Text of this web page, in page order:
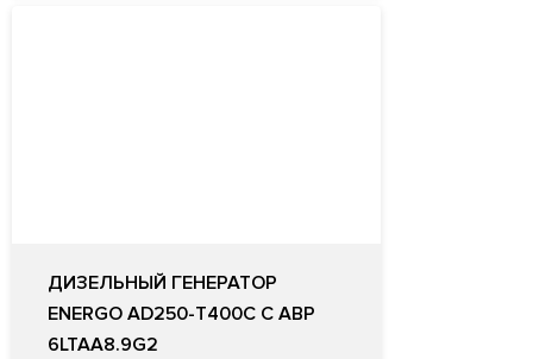
ДИЗЕЛЬНЫЙ ГЕНЕРАТОР
ENERGO AD250-T400C С АВР
6LTAA8.9G2